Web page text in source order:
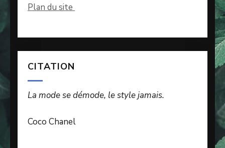
Plan du site
CITATION
La mode se démode, le style jamais.
Coco Chanel